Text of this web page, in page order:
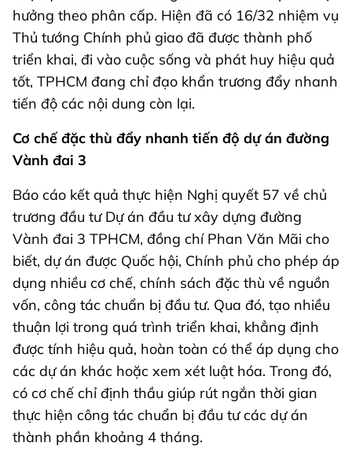
hưởng theo phân cấp. Hiện đã có 16/32 nhiệm vụ
Thủ tướng Chính phủ giao đã được thành phố
triển khai, đi vào cuộc sống và phát huy hiệu quả
tốt, TPHCM đang chỉ đạo khẩn trương đẩy nhanh
tiến độ các nội dung còn lại.
Cơ chế đặc thù đẩy nhanh tiến độ dự án đường
Vành đai 3
Báo cáo kết quả thực hiện Nghị quyết 57 về chủ
trương đầu tư Dự án đầu tư xây dựng đường
Vành đai 3 TPHCM, đồng chí Phan Văn Mãi cho
biết, dự án được Quốc hội, Chính phủ cho phép áp
dụng nhiều cơ chế, chính sách đặc thù về nguồn
vốn, công tác chuẩn bị đầu tư. Qua đó, tạo nhiều
thuận lợi trong quá trình triển khai, khẳng định
được tính hiệu quả, hoàn toàn có thể áp dụng cho
các dự án khác hoặc xem xét luật hóa. Trong đó,
có cơ chế chỉ định thầu giúp rút ngắn thời gian
thực hiện công tác chuẩn bị đầu tư các dự án
thành phần khoảng 4 tháng.